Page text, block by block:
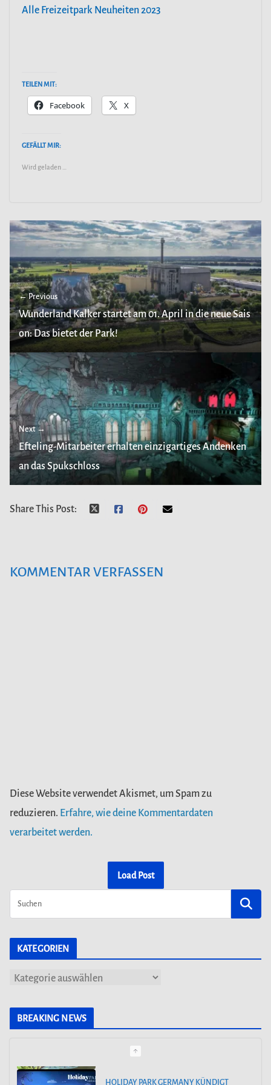
Alle Freizeitpark Neuheiten 2023
TEILEN MIT:
Facebook X
GEFÄLLT MIR:
Wird geladen …
← Previous
Wunderland Kalker startet am 01. April in die neue Sais
on: Das bietet der Park!
Next →
Efteling-Mitarbeiter erhalten einzigartiges Andenken
an das Spukschloss
Share This Post:
KOMMENTAR VERFASSEN
Diese Website verwendet Akismet, um Spam zu
reduzieren. Erfahre, wie deine Kommentardaten
verarbeitet werden.
Load Post
KATEGORIEN
K
BREAKING NEWS
HOLIDAY PARK GERMANY KÜNDIGT